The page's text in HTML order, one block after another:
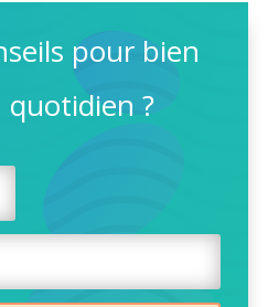
pour bien
quotidien ?